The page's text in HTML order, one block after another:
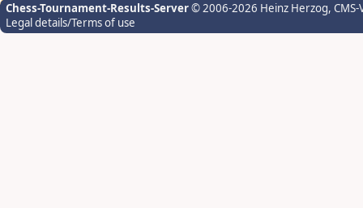
Chess-Tournament-Results-Server© 2006-2026 Heinz Herzog,
Legal details/Terms of use